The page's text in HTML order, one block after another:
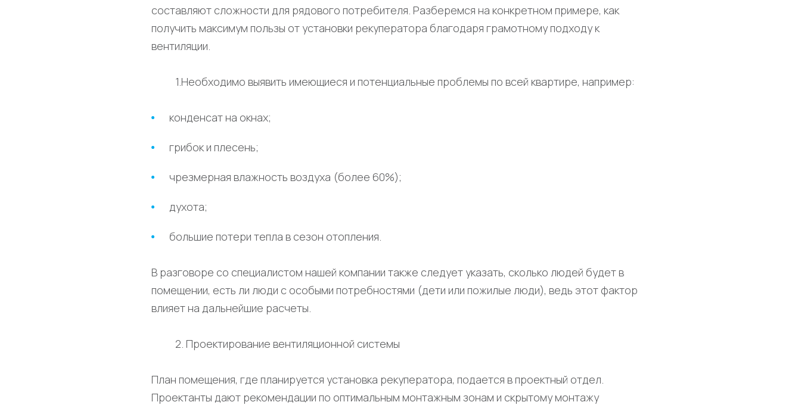
составляют сложности для рядового потребителя. Разберемся на конкретном примере, как
получить максимум пользы от установки рекуператора благодаря грамотному подходу к
вентиляции.
1.Необходимо выявить имеющиеся и потенциальные проблемы по всей квартире, например:
конденсат на окнах;
грибок и плесень;
чрезмерная влажность воздуха (более 60%);
духота;
большие потери тепла в сезон отопления.
В разговоре со специалистом нашей компании также следует указать, сколько людей будет в
помещении, есть ли люди с особыми потребностями (дети или пожилые люди), ведь этот фактор
влияет на дальнейшие расчеты.
2. Проектирование вентиляционной системы
План помещения, где планируется установка рекуператора, подается в проектный отдел.
Проектанты дают рекомендации по оптимальным монтажным зонам и скрытому монтажу